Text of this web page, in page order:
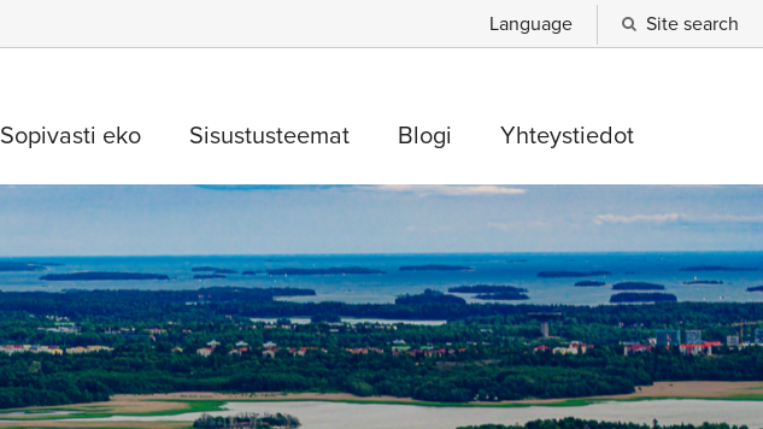
Language Site search
Sopivasti eko Sisustusteemat Blogi Yhteystiedot